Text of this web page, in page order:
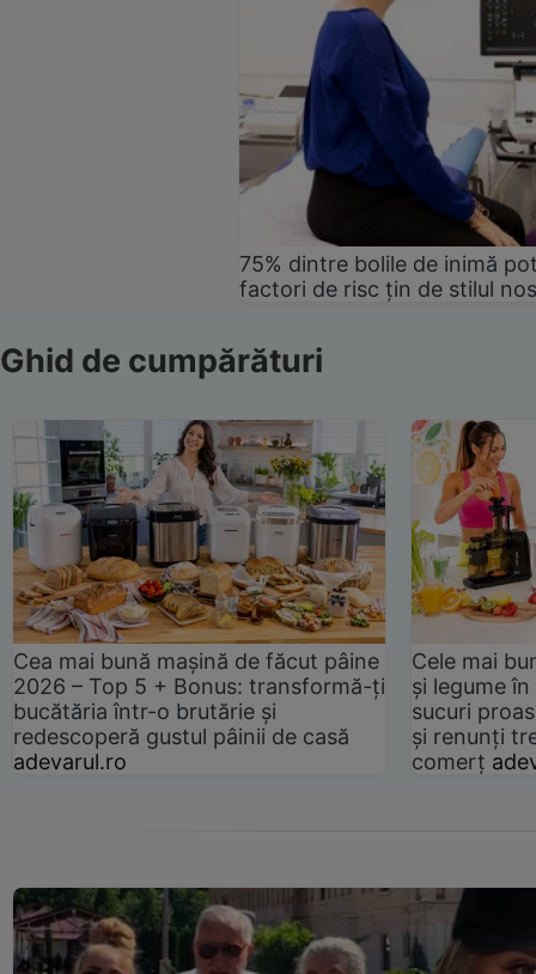
75% dintre bolile de inimă
factori de risc țin de stilul
Ghid de cumpărături
Cea mai bună mașină de făcut pâine
2026 – Top 5 + Bonus: transformă-ți
bucătăria într-o brutărie și
redescoperă gustul pâinii de casă
adevarul.ro
Cele mai
și legume
sucuri
și renunți
comerț